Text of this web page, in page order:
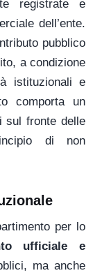
registrate e
dell’ente.
pubblico
a condizione
istituzionali e
comporta un
sul fronte delle
di non
per lo
ufficiale e
ma anche